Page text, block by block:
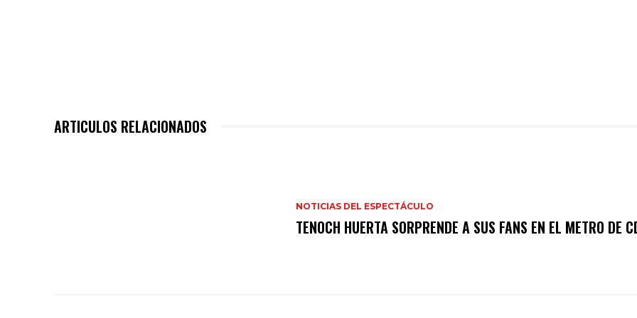
ARTICULOS RELACIONADOS
NOTICIAS DEL ESPECTÁCULO
TENOCH HUERTA SORPRENDE A SUS FANS EN EL METRO DE